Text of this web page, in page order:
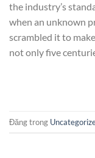
the industry’s
when an unknown
scrambled it to
not only five
Đăng trong